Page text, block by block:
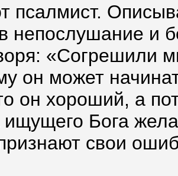
псалмист.
непослушание и
«Согрешили
он может
он хороший, а
ищущего Бога
свои